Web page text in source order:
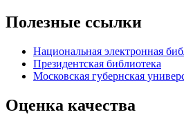
Полезные ссылки
Национальная электронная
Президентская библиотека
Московская губернская
Оценка качества